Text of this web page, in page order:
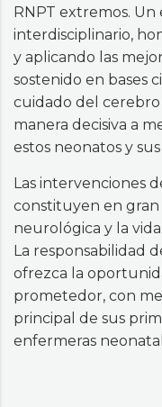
RNPT extremos.
interdisciplinario,
y aplicando las
sostenido en bases
cuidado del
manera decisiva a
estos neonatos y sus
Las intervenciones
constituyen en
neurológica y la
La responsabilidad
ofrezca la
prometedor, con
principal de sus
enfermeras